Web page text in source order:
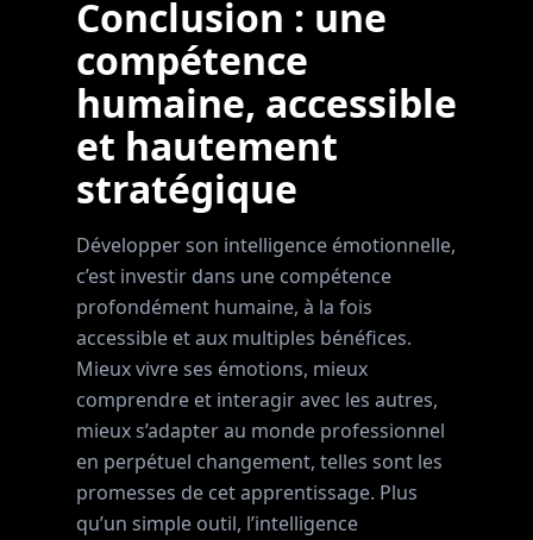
Conclusion : une
compétence
humaine, accessible
et hautement
stratégique
Développer son intelligence émotionnelle,
c’est investir dans une compétence
profondément humaine, à la fois
accessible et aux multiples bénéfices.
Mieux vivre ses émotions, mieux
comprendre et interagir avec les autres,
mieux s’adapter au monde professionnel
en perpétuel changement, telles sont les
promesses de cet apprentissage. Plus
qu’un simple outil, l’intelligence